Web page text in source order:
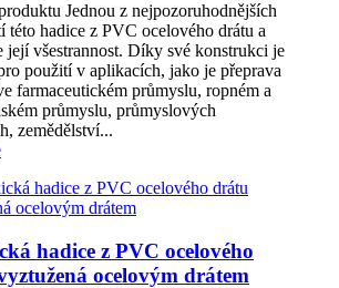
Jednou z nejpozoruhodnějších
této hadice z PVC ocelového drátu a
její všestrannost. Díky své konstrukci je
použití v aplikacích, jako je přeprava
farmaceutickém průmyslu, ropném a
průmyslu, průmyslových
zemědělství...
hadice z PVC ocelového
ocelovým drátem